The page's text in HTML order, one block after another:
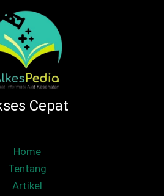
Cepat
Home
Tentang
Artikel